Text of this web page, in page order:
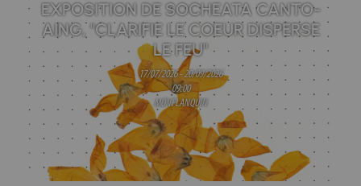
EXPOSITION DE SOCHEATA CANTO-
AING, "CLARIFIE LE COEUR DISPERSE
LE FEU"
17/07/2026 - 20/09/2026
09:00
MONFLANQUIN